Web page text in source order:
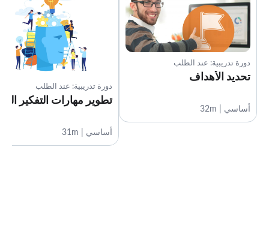
دورة تدريبية: عند الطلب
تحديد الأهداف
أساسي | 32m
دورة تدريبية: عند الطلب
تطوير مهارات التفكير
أساسي | 31m